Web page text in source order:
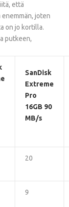
että
joten
on jo kortilla.
putkeen,
SanDisk
Extreme
Pro
16GB 90
MB/s
20
9